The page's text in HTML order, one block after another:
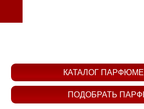
ПОДОБРАТЬ
КАТАЛОГ